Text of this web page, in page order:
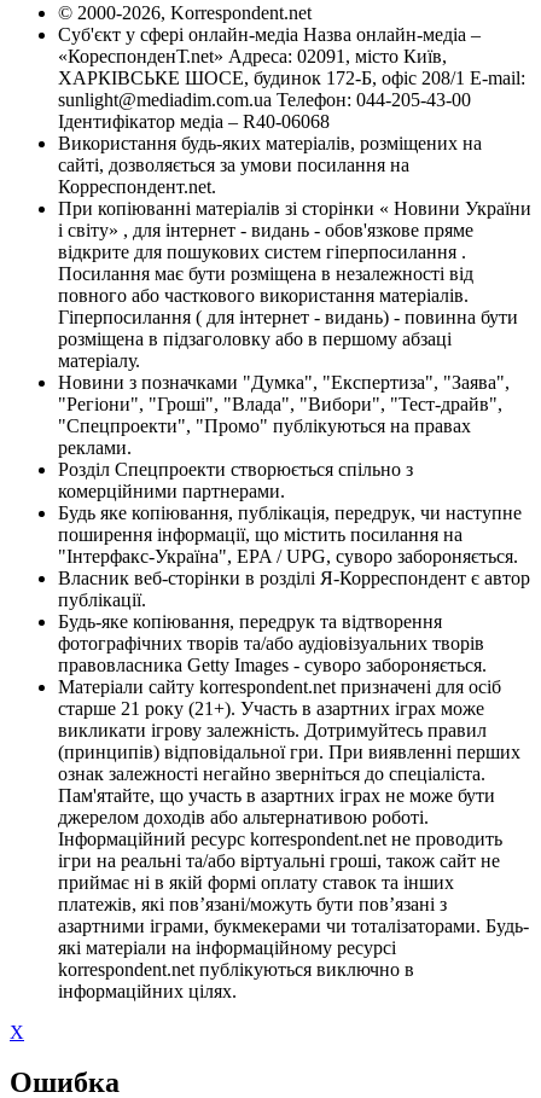
© 2000-2026, Korrespondent.net
Суб'єкт у сфері онлайн-медіа Назва онлайн-медіа –
«КореспонденТ.net» Адреса: 02091, місто Київ,
ХАРКІВСЬКЕ ШОСЕ, будинок 172-Б, офіс 208/1 E-mail:
sunlight@mediadim.com.ua Телефон: 044-205-43-00
Ідентифікатор медіа – R40-06068
Використання будь-яких матеріалів, розміщених на
сайті, дозволяється за умови посилання на
Корреспондент.net.
При копіюванні матеріалів зі сторінки « Новини України
і світу» , для інтернет - видань - обов'язкове пряме
відкрите для пошукових систем гіперпосилання .
Посилання має бути розміщена в незалежності від
повного або часткового використання матеріалів.
Гіперпосилання ( для інтернет - видань) - повинна бути
розміщена в підзаголовку або в першому абзаці
матеріалу.
Новини з позначками "Думка", "Експертиза", "Заява",
"Регіони", "Гроші", "Влада", "Вибори", "Тест-драйв",
"Спецпроекти", "Промо" публікуються на правах
реклами.
Розділ Спецпроекти створюється спільно з
комерційними партнерами.
Будь яке копіювання, публікація, передрук, чи наступне
поширення інформації, що містить посилання на
"Інтерфакс-Україна", EPA / UPG, суворо забороняється.
Власник веб-сторінки в розділі Я-Корреспондент є автор
публікації.
Будь-яке копіювання, передрук та відтворення
фотографічних творів та/або аудіовізуальних творів
правовласника Getty Images - суворо забороняється.
Матеріали сайту korrespondent.net призначені для осіб
старше 21 року (21+). Участь в азартних іграх може
викликати ігрову залежність. Дотримуйтесь правил
(принципів) відповідальної гри. При виявленні перших
ознак залежності негайно зверніться до спеціаліста.
Пам'ятайте, що участь в азартних іграх не може бути
джерелом доходів або альтернативою роботі.
Інформаційний ресурс korrespondent.net не проводить
ігри на реальні та/або віртуальні гроші, також сайт не
приймає ні в якій формі оплату ставок та інших
платежів, які пов’язані/можуть бути пов’язані з
азартними іграми, букмекерами чи тоталізаторами. Будь-
які матеріали на інформаційному ресурсі
korrespondent.net публікуються виключно в
інформаційних цілях.
X
Ошибка